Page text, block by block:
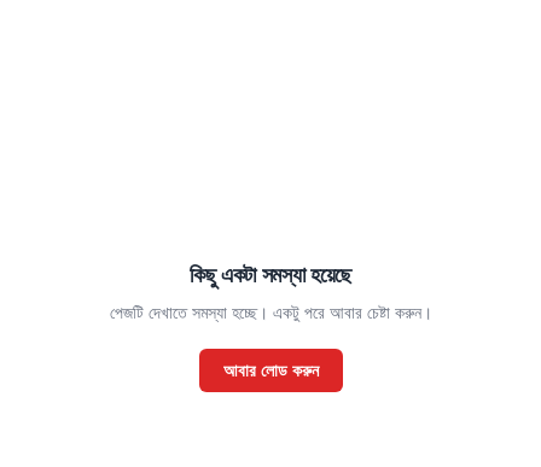
কিছু একটা সমস্যা হয়েছে
পেজটি দেখাতে সমস্যা হচ্ছে। একটু পরে আবার চেষ্টা করুন।
আবার লোড করুন